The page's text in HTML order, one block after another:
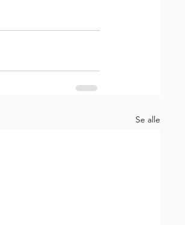
Se alle